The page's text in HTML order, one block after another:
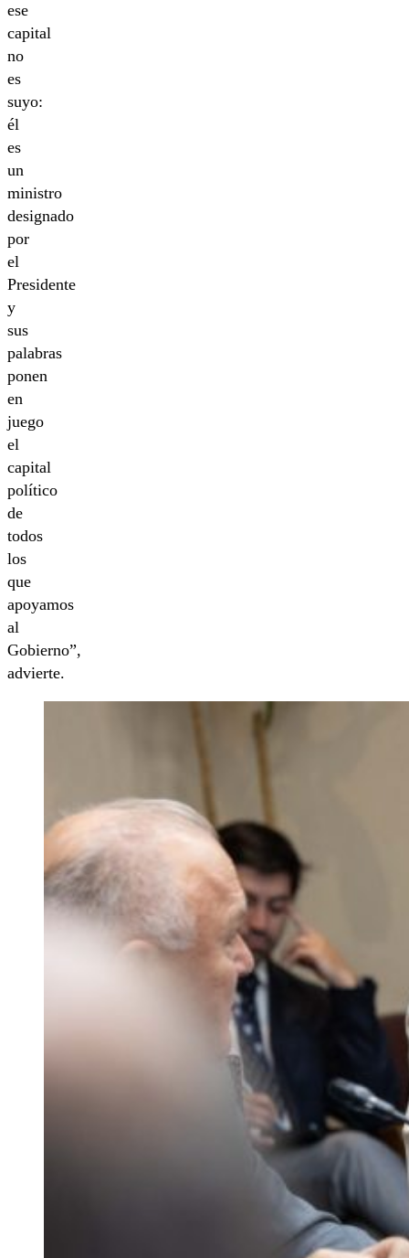
ese
capital
no
es
suyo:
él
es
un
ministro
designado
por
el
Presidente
y
sus
palabras
ponen
en
juego
el
capital
político
de
todos
los
que
apoyamos
al
Gobierno”,
advierte.